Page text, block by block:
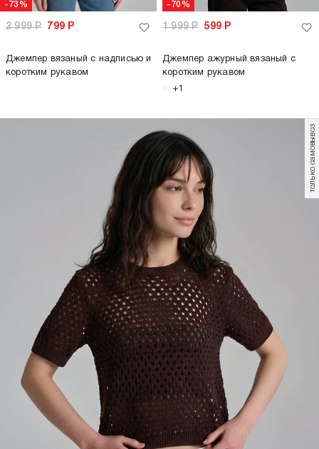
-73%
2 999Р 799 Р
Джемпер вязаный с надписью и
коротким рукавом
-70%
1 999Р 599 Р
Джемпер ажурный вязаный с
коротким рукавом
+1
только самовывоз